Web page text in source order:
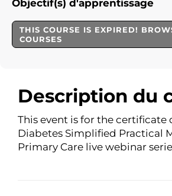
Description du
This event is for the certificate
Diabetes Simplified Practical
Primary Care live webinar
Objectif(s) d'apprentissage
THIS COURSE IS EXPIRED!
COURSES